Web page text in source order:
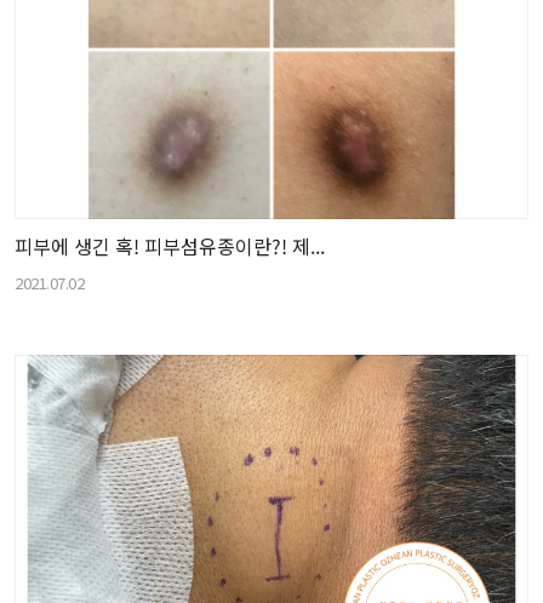
피부에 생긴 혹! 피부섬유종이란?! 제...
2021.07.02